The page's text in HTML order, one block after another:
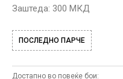
Заштеда: 300 МКД
ПОСЛЕДНО ПАРЧЕ
Достапно во повеќе бои: